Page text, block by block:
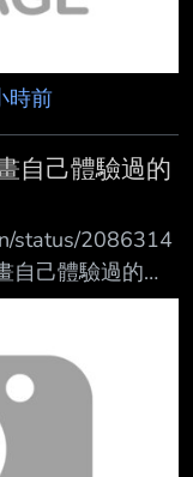
時前
自己體驗過的
status/2086314
己體驗過的事
漫畫 我不是BL
公式不倫
status/2074424